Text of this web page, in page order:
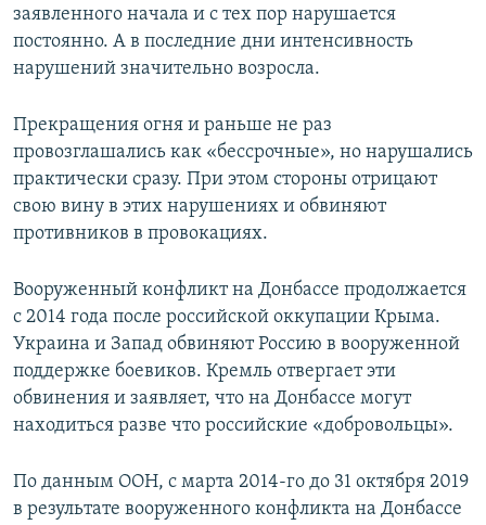
заявленного начала и с тех пор нарушается
постоянно. А в последние дни интенсивность
нарушений значительно возросла.
Прекращения огня и раньше не раз
провозглашались как «бессрочные», но нарушались
практически сразу. При этом стороны отрицают
свою вину в этих нарушениях и обвиняют
противников в провокациях.
Вооруженный конфликт на Донбассе продолжается
с 2014 года после российской оккупации Крыма.
Украина и Запад обвиняют Россию в вооруженной
поддержке боевиков. Кремль отвергает эти
обвинения и заявляет, что на Донбассе могут
находиться разве что российские «добровольцы».
По данным ООН, с марта 2014-го до 31 октября 2019
в результате вооруженного конфликта на Донбассе